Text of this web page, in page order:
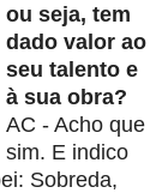
ou seja, tem
dado valor ao
seu talento e
à sua obra?
AC - Acho que
sim. E indico
Sobreda,